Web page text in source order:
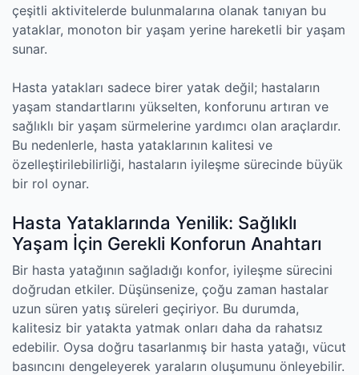
çeşitli aktivitelerde bulunmalarına olanak tanıyan bu
yataklar, monoton bir yaşam yerine hareketli bir yaşam
sunar.
Hasta yatakları sadece birer yatak değil; hastaların
yaşam standartlarını yükselten, konforunu artıran ve
sağlıklı bir yaşam sürmelerine yardımcı olan araçlardır.
Bu nedenlerle, hasta yataklarının kalitesi ve
özelleştirilebilirliği, hastaların iyileşme sürecinde büyük
bir rol oynar.
Hasta Yataklarında Yenilik: Sağlıklı
Yaşam İçin Gerekli Konforun Anahtarı
Bir hasta yatağının sağladığı konfor, iyileşme sürecini
doğrudan etkiler. Düşünsenize, çoğu zaman hastalar
uzun süren yatış süreleri geçiriyor. Bu durumda,
kalitesiz bir yatakta yatmak onları daha da rahatsız
edebilir. Oysa doğru tasarlanmış bir hasta yatağı, vücut
basıncını dengeleyerek yaraların oluşumunu önleyebilir.